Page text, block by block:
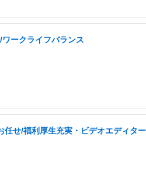
ークライフバランス
任せ/福利厚生充実・ビデオエディター